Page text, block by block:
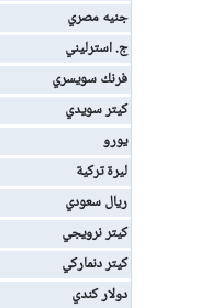
جنيه مصري
ج. استرليني
فرنك سويسري
كيتر سويدي
يورو
ليرة تركية
ريال سعودي
كيتر نرويجي
كيتر دنماركي
دولار كندي